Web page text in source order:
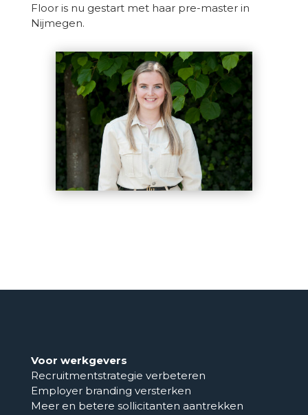
Floor is nu gestart met haar pre-master in
Nijmegen.
Voor werkgevers
Recruitmentstrategie verbeteren
Employer branding versterken
Meer en betere sollicitanten aantrekken